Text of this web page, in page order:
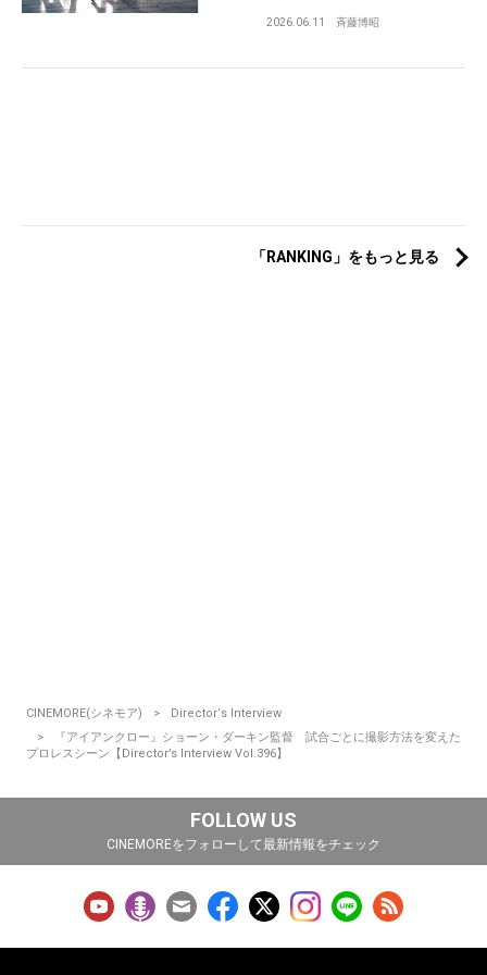
2026.06.11 斉藤博昭
「RANKING」をもっと見る
CINEMORE(シネモア)
Director‘s Interview
『アイアンクロー』ショーン・ダーキン監督 試合ごとに撮影方法を変えた
プロレスシーン【Director’s Interview Vol.396】
FOLLOW US
CINEMOREをフォローして最新情報をチェック